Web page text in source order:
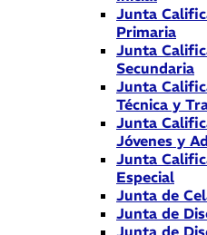
Junta
Primaria
Junta
Secundaria
Junta
Técnica y
Junta
Jóvenes y
Junta
Especial
Junta de
Junta de
Junta de